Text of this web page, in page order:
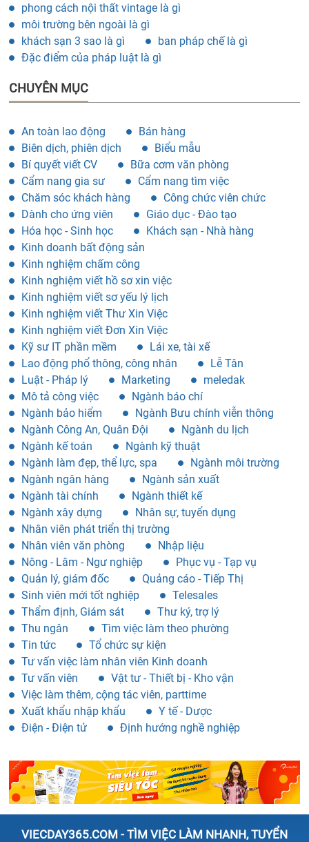
phong cách nội thất vintage là gì
môi trường bên ngoài là gì
khách sạn 3 sao là gì
ban pháp chế là gì
Đặc điểm của pháp luật là gì
CHUYÊN MỤC
An toàn lao động
Bán hàng
Biên dịch, phiên dịch
Biểu mẫu
Bí quyết viết CV
Bữa cơm văn phòng
Cẩm nang gia sư
Cẩm nang tìm việc
Chăm sóc khách hàng
Công chức viên chức
Dành cho ứng viên
Giáo dục - Đào tạo
Hóa học - Sinh học
Khách sạn - Nhà hàng
Kinh doanh bất động sản
Kinh nghiệm chấm công
Kinh nghiệm viết hồ sơ xin việc
Kinh nghiệm viết sơ yếu lý lịch
Kinh nghiệm viết Thư Xin Việc
Kinh nghiệm viết Đơn Xin Việc
Kỹ sư IT phần mềm
Lái xe, tài xế
Lao động phổ thông, công nhân
Lễ Tân
Luật - Pháp lý
Marketing
meledak
Mô tả công việc
Ngành báo chí
Ngành bảo hiểm
Ngành Bưu chính viễn thông
Ngành Công An, Quân Đội
Ngành du lịch
Ngành kế toán
Ngành kỹ thuật
Ngành làm đẹp, thể lực, spa
Ngành môi trường
Ngành ngân hàng
Ngành sản xuất
Ngành tài chính
Ngành thiết kế
Ngành xây dựng
Nhân sự, tuyển dụng
Nhân viên phát triển thị trường
Nhân viên văn phòng
Nhập liệu
Nông - Lâm - Ngư nghiệp
Phục vụ - Tạp vụ
Quản lý, giám đốc
Quảng cáo - Tiếp Thị
Sinh viên mới tốt nghiệp
Telesales
Thẩm định, Giám sát
Thư ký, trợ lý
Thu ngân
Tìm việc làm theo phường
Tin tức
Tổ chức sự kiện
Tư vấn việc làm nhân viên Kinh doanh
Tư vấn viên
Vật tư - Thiết bị - Kho vận
Việc làm thêm, cộng tác viên, parttime
Xuất khẩu nhập khẩu
Y tế - Dược
Điện - Điện tử
Định hướng nghề nghiệp
VIECDAY365.COM - TÌM VIỆC LÀM NHANH, TUYỂN